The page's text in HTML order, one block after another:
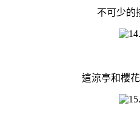
不可少的
這涼亭和櫻